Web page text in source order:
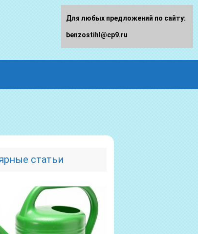
статьи
Для любых предложений по сайту:
benzostihl@cp9.ru